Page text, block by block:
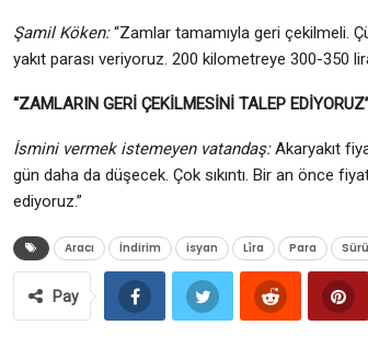
Şamil Köken:“Zamlar tamamıyla geri çekilmeli.
yakıt parası veriyoruz. 200 kilometreye 300-350
“ZAMLARIN GERİ ÇEKİLMESİNİ TALEP
İsmini vermek istemeyen vatandaş:Akaryakıt
gün daha da düşecek. Çok sıkıntı. Bir an önce
ediyoruz.”
Aracı İndirim isyan Li̇ra Para
Pay